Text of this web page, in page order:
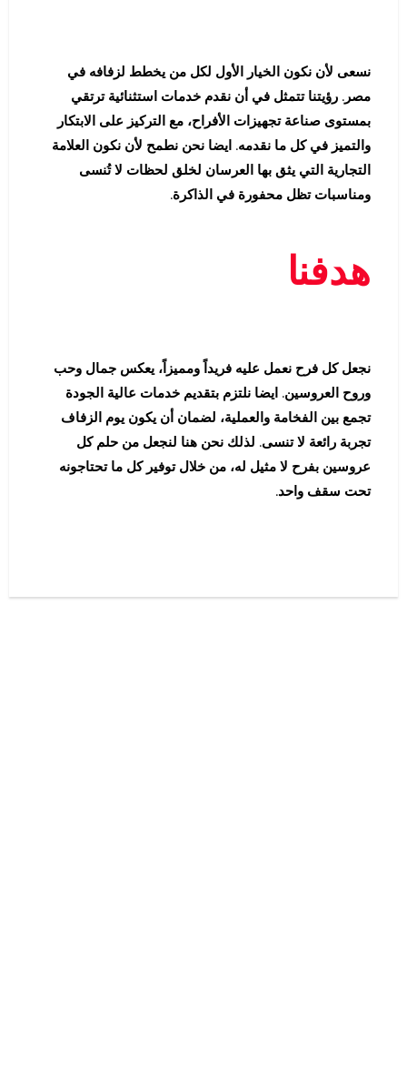
نسعى لأن نكون الخيار الأول لكل من يخطط لزفافه في
مصر. رؤيتنا تتمثل في أن نقدم خدمات استثنائية ترتقي
بمستوى صناعة تجهيزات الأفراح، مع التركيز على الابتكار
والتميز في كل ما نقدمه. ايضا نحن نطمح لأن نكون العلامة
التجارية التي يثق بها العرسان لخلق لحظات لا تُنسى
ومناسبات تظل محفورة في الذاكرة.
هدفنا
نجعل كل فرح نعمل عليه فريداً ومميزاً، يعكس جمال وحب
وروح العروسين. ايضا نلتزم بتقديم خدمات عالية الجودة
تجمع بين الفخامة والعملية، لضمان أن يكون يوم الزفاف
تجربة رائعة لا تنسى. لذلك نحن هنا لنجعل من حلم كل
عروسين بفرح لا مثيل له، من خلال توفير كل ما تحتاجونه
تحت سقف واحد.